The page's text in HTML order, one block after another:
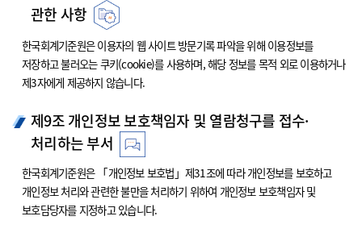
관한 사항
한국회계기준원은 이용자의 웹 사이트 방문기록 파악을 위해 이용정보를
저장하고 불러오는 쿠키(cookie)를 사용하며, 해당 정보를 목적 외로 이용하거나
제3자에게 제공하지 않습니다.
제9조 개인정보 보호책임자 및 열람청구를 접수·
처리하는 부서
한국회계기준원은 「개인정보 보호법」제31조에 따라 개인정보를 보호하고
개인정보 처리와 관련한 불만을 처리하기 위하여 개인정보 보호책임자 및
보호담당자를 지정하고 있습니다.